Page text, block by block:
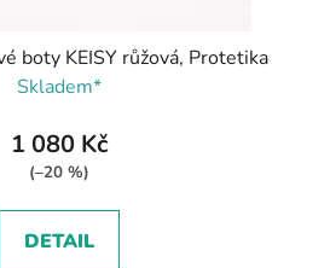
boty KEISY růžová, Protetika
Skladem*
1 080 Kč
(–20 %)
DETAIL